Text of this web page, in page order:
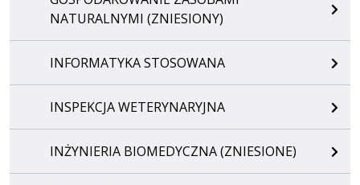
NATURALNYMI (ZNIESIONY)
INFORMATYKA STOSOWANA
INSPEKCJA WETERYNARYJNA
INŻYNIERIA BIOMEDYCZNA (ZNIESIONE)